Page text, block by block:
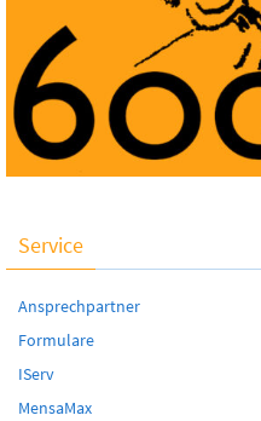
Service
Ansprechpartner
Formulare
IServ
MensaMax